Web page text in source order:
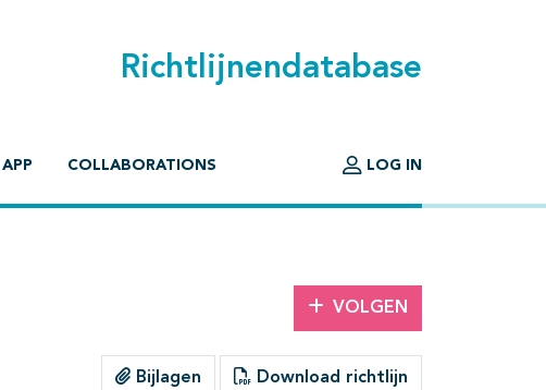
Richtlijnendatabase
APP COLLABORATIONS LOG IN
VOLGEN
Bijlagen Download richtlijn